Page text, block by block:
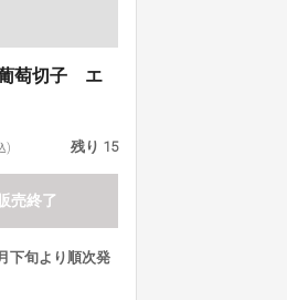
萄切子 エ
) 残り 15
売終了
下旬より順次発